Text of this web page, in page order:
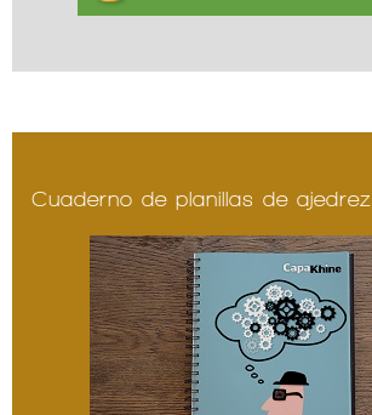
Cuaderno de planillas de ajedrez